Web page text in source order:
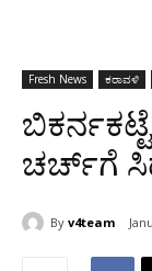
Fresh News ಕರಾವಳಿ
ಚರ್ಚ್‍ಗೆ
By v4team